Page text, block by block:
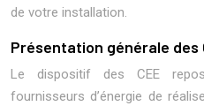
de votre installation.
Présentation générale des
Le dispositif des CEE
fournisseurs d’énergie de